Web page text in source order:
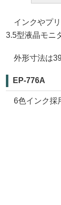
インクやプリ
3.5型液晶モニ
外形寸法は
EP-776A
6色インク採